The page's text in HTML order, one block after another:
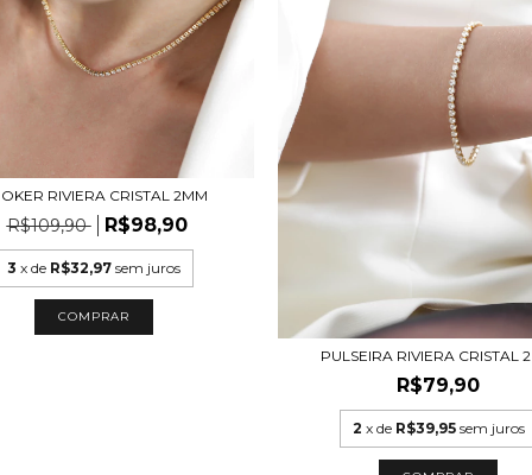
RIVIERA CRISTAL 2MM
R$109,90 R$98,90
3 x de R$32,97 sem juros
COMPRAR
PULSEIRA RIVIERA CRISTAL
R$79,90
2 x de R$39,95 sem juros